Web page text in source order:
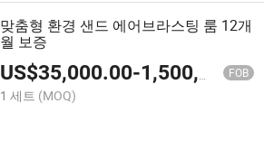
맞춤형 환경 샌드 에어브라스팅 룸 12개
월 보증
US$35,000.00-1,500,000.00 FOB
1 세트 (MOQ)